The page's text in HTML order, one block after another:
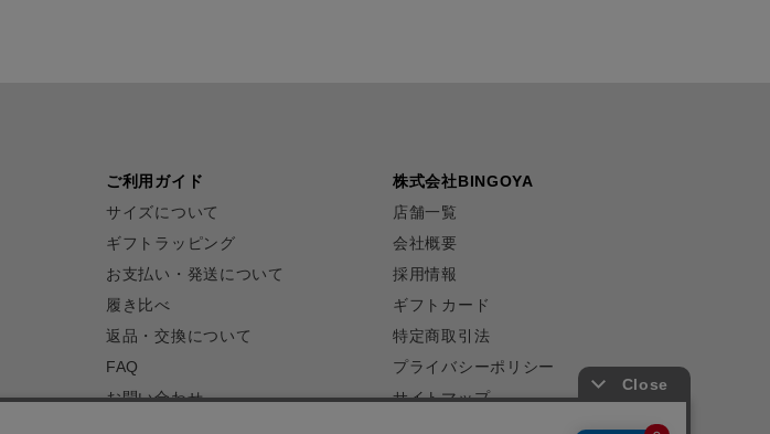
ご利用ガイド
サイズについて
ギフトラッピング
お支払い・発送について
履き比べ
返品・交換について
FAQ
お問い合わせ
株式会社BINGOYA
店舗一覧
会社概要
採用情報
ギフトカード
特定商取引法
プライバシーポリシー
サイトマップ